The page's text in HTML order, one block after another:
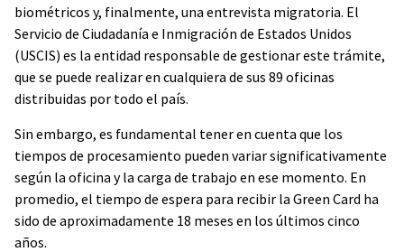
biométricos y, finalmente, una entrevista migratoria. El
Servicio de Ciudadanía e Inmigración de Estados Unidos
(USCIS) es la entidad responsable de gestionar este trámite,
que se puede realizar en cualquiera de sus 89 oficinas
distribuidas por todo el país.
Sin embargo, es fundamental tener en cuenta que los
tiempos de procesamiento pueden variar significativamente
según la oficina y la carga de trabajo en ese momento. En
promedio, el tiempo de espera para recibir la Green Card ha
sido de aproximadamente 18 meses en los últimos cinco
años.